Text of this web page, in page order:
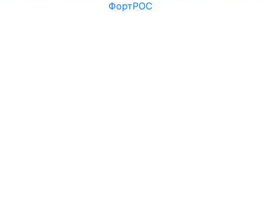
ФортРОС